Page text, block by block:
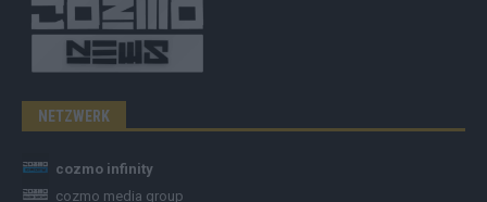
NETZWERK
cozmo infinity
cozmo media group